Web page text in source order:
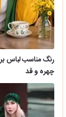
رنگ مناسب لباس
چهره و قد